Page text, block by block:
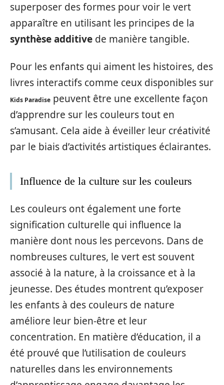
superposer des formes pour voir le vert
apparaître en utilisant les principes de la
synthèse additive de manière tangible.
Pour les enfants qui aiment les histoires, des
livres interactifs comme ceux disponibles sur
Kids Paradise peuvent être une excellente façon
d’apprendre sur les couleurs tout en
s’amusant. Cela aide à éveiller leur créativité
par le biais d’activités artistiques éclairantes.
Influence de la culture sur les couleurs
Les couleurs ont également une forte
signification culturelle qui influence la
manière dont nous les percevons. Dans de
nombreuses cultures, le vert est souvent
associé à la nature, à la croissance et à la
jeunesse. Des études montrent qu’exposer
les enfants à des couleurs de nature
améliore leur bien-être et leur
concentration. En matière d’éducation, il a
été prouvé que l’utilisation de couleurs
naturelles dans les environnements